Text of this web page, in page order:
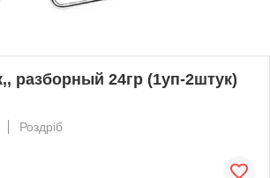
разборный 24гр (1уп-2штук)
Роздріб